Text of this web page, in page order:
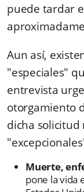
puede tardar
Aun así,
"especiales"
entrevista
otorgamiento
dicha
Muerte,
pone la vida